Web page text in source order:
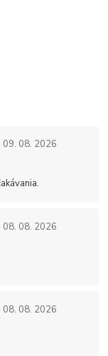
09. 08. 2026
08. 08. 2026
08. 08. 2026